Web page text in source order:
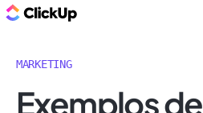
MARKETING
Exemplos de